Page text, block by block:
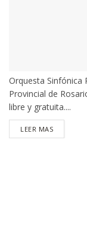
Orquesta Sinfónica
Provincial de
libre y gratuita....
LEER MASDETAILS